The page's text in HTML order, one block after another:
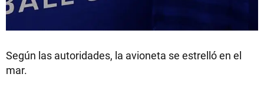
Según las autoridades, la avioneta se estrelló en el
mar.